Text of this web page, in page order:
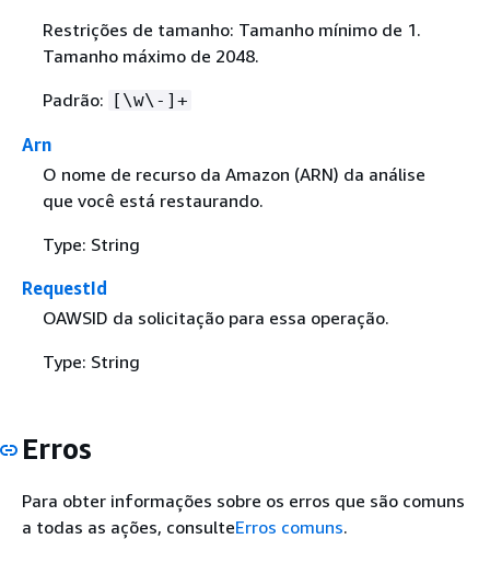
Restrições de tamanho: Tamanho mínimo de 1.
Tamanho máximo de 2048.
Padrão: [\w\-]+
Arn
O nome de recurso da Amazon (ARN) da análise
que você está restaurando.
Type: String
RequestId
OAWSID da solicitação para essa operação.
Type: String
Erros
Para obter informações sobre os erros que são comuns
a todas as ações, consulteErros comuns.